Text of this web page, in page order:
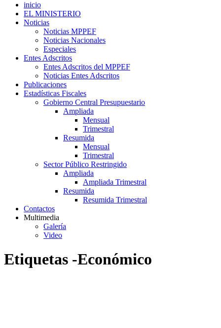
inicio
EL MINISTERIO
Noticias
Noticias MPPEF
Noticias Nacionales
Especiales
Entes Adscritos
Entes Adscritos del MPPEF
Noticias Entes Adscritos
Publicaciones
Estadísticas Fiscales
Gobierno Central Presupuestario
Ampliada
Mensual
Trimestral
Resumida
Mensual
Trimestral
Sector Público Restringido
Ampliada
Ampliada Trimestral
Resumida
Resumida Trimestral
Contactos
Multimedia
Galería
Video
Etiquetas -Económico